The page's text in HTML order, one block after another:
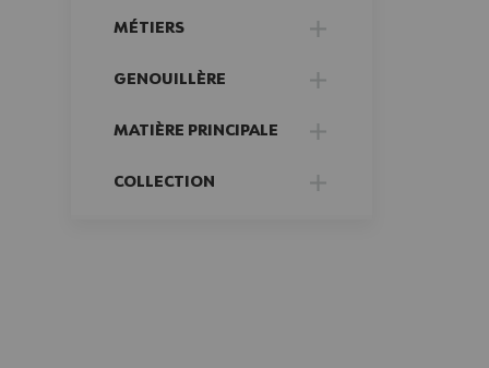
MÉTIERS
GENOUILLÈRE
MATIÈRE PRINCIPALE
COLLECTION